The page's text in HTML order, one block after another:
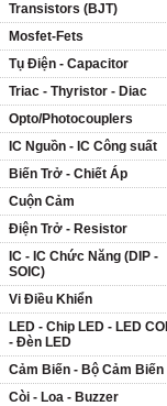
Transistors (BJT)
Mosfet-Fets
Tụ Điện - Capacitor
Triac - Thyristor - Diac
Opto/Photocouplers
IC Nguồn - IC Công suất
Biến Trở - Chiết Áp
Cuộn Cảm
Điện Trở - Resistor
IC - IC Chức Năng (DIP -
SOIC)
Vi Điều Khiển
LED - Chip LED - LED
- Đèn LED
Cảm Biến - Bộ Cảm Biến
Còi - Loa - Buzzer